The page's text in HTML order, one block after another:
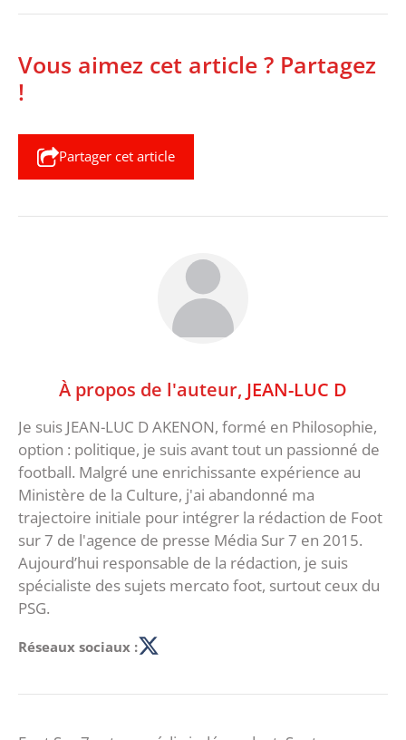
Vous aimez cet article ? Partagez
!
Partager cet article
À propos de l'auteur, JEAN-LUC D
Je suis JEAN-LUC D AKENON, formé en Philosophie,
option : politique, je suis avant tout un passionné de
football. Malgré une enrichissante expérience au
Ministère de la Culture, j'ai abandonné ma
trajectoire initiale pour intégrer la rédaction de Foot
sur 7 de l'agence de presse Média Sur 7 en 2015.
Aujourd’hui responsable de la rédaction, je suis
spécialiste des sujets mercato foot, surtout ceux du
PSG.
Réseaux sociaux :